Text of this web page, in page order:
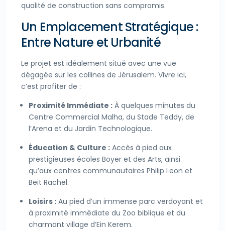
qualité de construction sans compromis.
Un Emplacement Stratégique :
Entre Nature et Urbanité
Le projet est idéalement situé avec une vue
dégagée sur les collines de Jérusalem. Vivre ici,
c’est profiter de :
Proximité Immédiate : À quelques minutes du
Centre Commercial Malha, du Stade Teddy, de
l’Arena et du Jardin Technologique.
Éducation & Culture : Accès à pied aux
prestigieuses écoles Boyer et des Arts, ainsi
qu’aux centres communautaires Philip Leon et
Beit Rachel.
Loisirs : Au pied d’un immense parc verdoyant et
à proximité immédiate du Zoo biblique et du
charmant village d’Ein Kerem.